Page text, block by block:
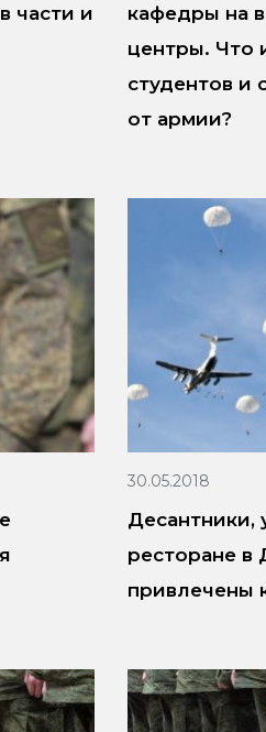
части и
кафедры на
центры. Что
студентов и
от армии?
30.05.2018
ресторане в
привлечены